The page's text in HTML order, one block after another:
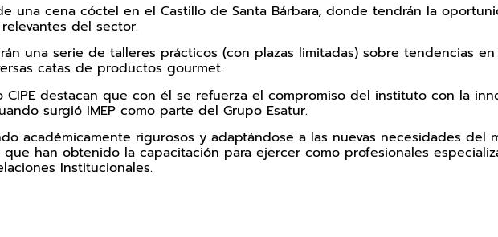
una cena cóctel en el Castillo de Santa Bárbara, donde tendrán la
del sector.
una serie de talleres prácticos (con plazas limitadas) sobre tendencias
catas de productos gourmet.
destacan que con él se refuerza el compromiso del instituto con la
surgió IMEP como parte del Grupo Esatur.
académicamente rigurosos y adaptándose a las nuevas necesidades del
han obtenido la capacitación para ejercer como profesionales
Institucionales.